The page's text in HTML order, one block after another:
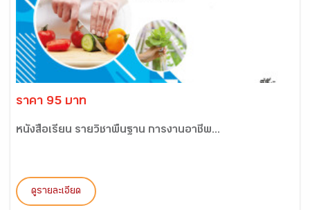
ราคา 95 บาท
หนังสือเรียน รายวิชาพื้นฐาน การงานอาชีพ...
ดูรายละเอียด